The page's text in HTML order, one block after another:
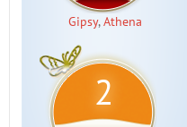
Gipsy,Athena
2